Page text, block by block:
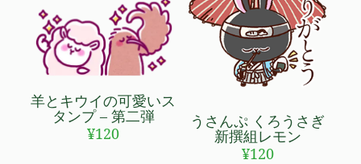
羊とキウイの可愛いス
タンプ – 第二弾
¥120
うさんぷ くろうさぎ
新撰組レモン
¥120